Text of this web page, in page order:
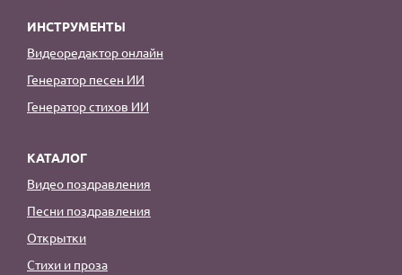
ИНСТРУМЕНТЫ
Видеоредактор онлайн
Генератор песен ИИ
Генератор стихов ИИ
КАТАЛОГ
Видео поздравления
Песни поздравления
Открытки
Стихи и проза